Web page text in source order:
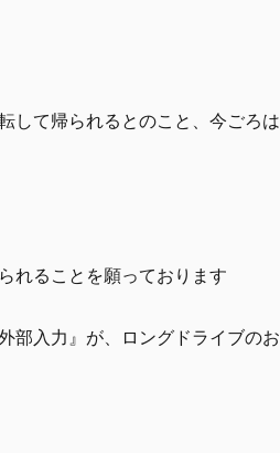
して帰られるとのこと、今ごろは
れることを願っております
部入力』が、ロングドライブのお